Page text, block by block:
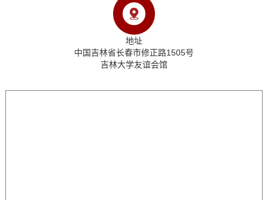
地址
中国吉林省长春市修正路1505号
吉林大学友谊会馆